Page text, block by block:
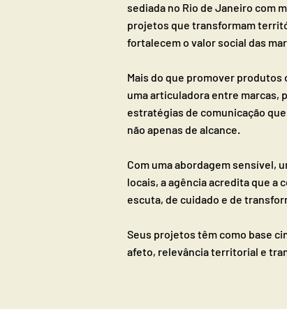
sediada no Rio de Janeiro com
projetos que transformam
fortalecem o valor social das
Mais do que promover produtos
uma articuladora entre marcas,
estratégias de comunicação
não apenas de alcance.
Com uma abordagem sensível,
locais, a agência acredita que a
escuta, de cuidado e de
Seus projetos têm como base
afeto, relevância territorial e